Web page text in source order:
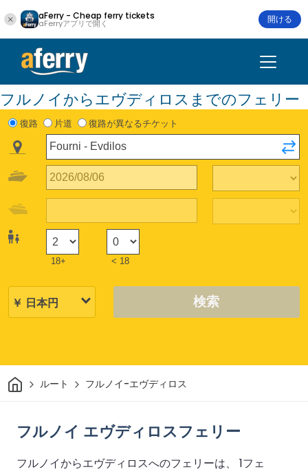
aFerry - Cheap ferry tickets
aFerryアプリで開く 開ける
フルノイからエヴディロスまでのフェリー
復路 片道 復路が異なるチケット
18+ < 18
検索
家 ルート フルノイ-エヴディロス
フルノイ エヴディロスフェリー
フルノイからエヴディロスへのフェリーは、 1フェ